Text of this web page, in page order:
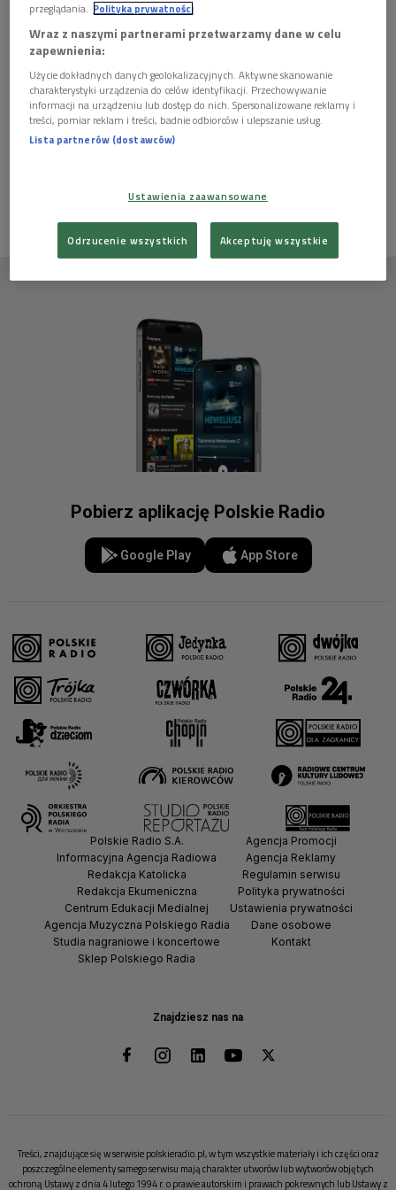
Scenariusz: Dżennet Połtorzycka-Stampf'l
"Zmartwienie Wisi"
Ten artykuł nie ma jeszcze komentarzy, możesz być pierwszy!
Pobierz aplikację Polskie Radio
Google Play App Store
Znajdziesz nas na
Polskie Radio S.A.
Informacyjna Agencja Radiowa
Redakcja Katolicka
Redakcja Ekumeniczna
Centrum Edukacji Medialnej
Agencja Muzyczna Polskiego Radia
Studia nagraniowe i koncertowe
Sklep Polskiego Radia
Agencja Promocji
Agencja Reklamy
Regulamin serwisu
Polityka prywatności
Ustawienia prywatności
Dane osobowe
Kontakt
Treści, znajdujące się w serwisie polskieradio.pl, w tym wszystkie materiały i ich części oraz
poszczególne elementy samego serwisu mają charakter utworów lub wytworów objętych
ochroną Ustawy z dnia 4 lutego 1994 r. o prawie autorskim i prawach pokrewnych lub Ustawy z
przeglądania. Polityka prywatności
Wraz z naszymi partnerami przetwarzamy dane w celu
zapewnienia:
Użycie dokładnych danych geolokalizacyjnych. Aktywne skanowanie
charakterystyki urządzenia do celów identyfikacji. Przechowywanie
informacji na urządzeniu lub dostęp do nich. Spersonalizowane reklamy i
treści, pomiar reklam i treści, badnie odbiorców i ulepszanie usług.
Lista partnerów (dostawców)
Ustawienia zaawansowane
Odrzucenie wszystkich Akceptuję wszystkie